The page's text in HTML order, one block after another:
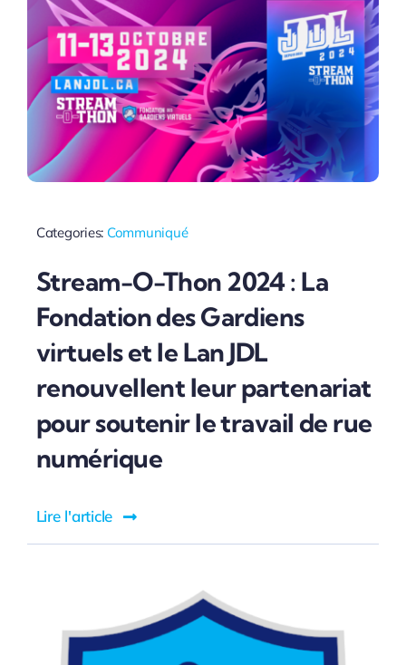
Categories: Communiqué
Stream-O-Thon 2024 : La
Fondation des Gardiens
virtuels et le Lan JDL
renouvellent leur partenariat
pour soutenir le travail de rue
numérique
Lire l'article